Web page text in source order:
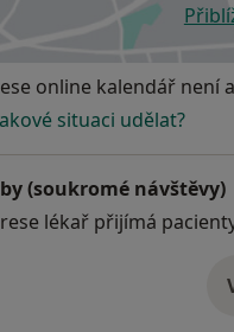
online kalendář není
situaci udělat?
(soukromé návštěvy)
lékař přijímá